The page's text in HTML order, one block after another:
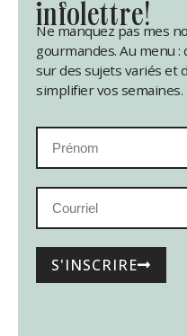
infolettre!
Ne manquez pas mes
gourmandes. Au menu
sur des sujets variés et
simplifier vos semaines.
S'INSCRIRE